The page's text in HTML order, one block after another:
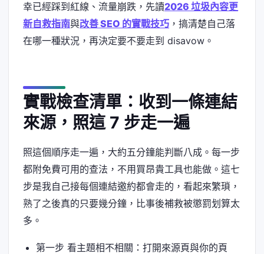
幸已經踩到紅線、流量崩跌，先讀2026 垃圾內容更
新自救指南與改善 SEO 的實戰技巧 ，搞清楚自己落
在哪一種狀況，再決定要不要走到 disavow。
實戰檢查清單：收到一條連結
來源，照這 7 步走一遍
照這個順序走一遍，大約五分鐘能判斷八成。每一步
都附免費可用的查法，不用買昂貴工具也能做。這七
步是我自己接每個連結邀約都會走的，看起來繁瑣，
熟了之後真的只要幾分鐘，比事後補救被懲罰划算太
多。
第一步 看主題相不相關：打開來源頁與你的頁